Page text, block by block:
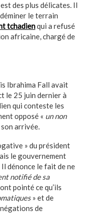
des plus délicates. Il
le terrain
tchadienqui a refusé
africaine, chargé de
Ibrahima Fall avait
le 25 juin dernier à
qui conteste les
opposé « un non
arrivée.
» du président
le gouvernement
dénonce le fait de ne
notifié de sa
pointé ce qu’ils
» et de
de